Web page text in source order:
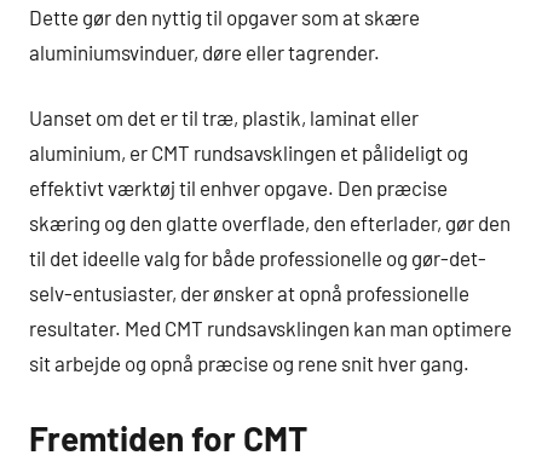
Dette gør den nyttig til opgaver som at skære
aluminiumsvinduer, døre eller tagrender.
Uanset om det er til træ, plastik, laminat eller
aluminium, er CMT rundsavsklingen et pålideligt og
effektivt værktøj til enhver opgave. Den præcise
skæring og den glatte overflade, den efterlader, gør den
til det ideelle valg for både professionelle og gør-det-
selv-entusiaster, der ønsker at opnå professionelle
resultater. Med CMT rundsavsklingen kan man optimere
sit arbejde og opnå præcise og rene snit hver gang.
Fremtiden for CMT